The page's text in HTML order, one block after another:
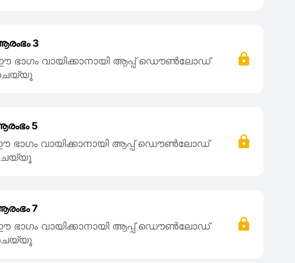
3
ഭാഗം വായിക്കാനായി ആപ്പ് ഡൌൺലോഡ്
5
ഭാഗം വായിക്കാനായി ആപ്പ് ഡൌൺലോഡ്
7
ഭാഗം വായിക്കാനായി ആപ്പ് ഡൌൺലോഡ്